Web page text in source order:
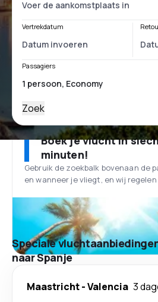
Vertrekdatum
Passagiers
Zoek
Boek je vlucht in
minuten!
Gebruik de zoekbalk bovenaan de
en wanneer je vliegt, en wij
Speciale
naar Spanje
Maastricht-Valencia 3